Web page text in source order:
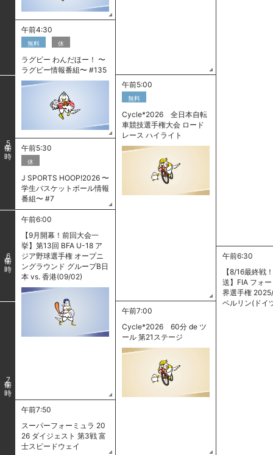
午前4:30
無料 休
ラグビー わんだほー！ 〜
ラグビー情報番組〜 #135
5
午前5:00
無料
Cycle*2026 全日本自転
車競技選手権大会 ロード
レース ハイライト
午前5:30
休
J SPORTS HOOP!2026 〜
学生バスケットボール情報
番組〜 #7
6
午前6:00
【9月開幕！前回大会一
挙】第13回 BFA U-18 ア
ジア野球選手権 オープニ
ングラウンド グループB日
本 vs. 香港(09/02)
午前6:30
【8/16最終戦
送】FIA フォ
界選手権
ベルリン(ドイ
7
午前7:00
Cycle*2026 60分 de ツ
ール 第21ステージ
午前7:50
スーパーフォーミュラ 20
26 ダイジェスト 第3戦 富
士スピードウェイ